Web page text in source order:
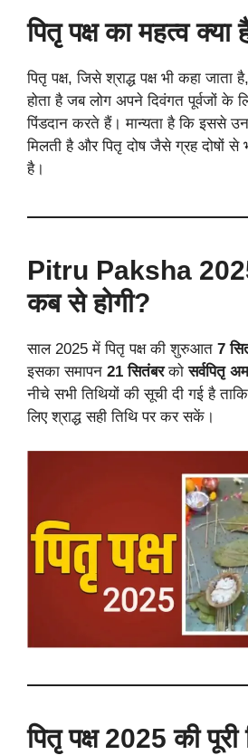
पितृ पक्ष का महत्व क्या
पितृ पक्ष, जिसे श्राद्ध पक्ष भी कहा जाता
होता है जब लोग अपने दिवंगत पूर्वजों के
पिंडदान करते हैं। मान्यता है कि इससे
मिलती है और पितृ दोष जैसे ग्रह दोषों से
है।
Pitru Paksha
कब से होगी?
साल 2025 में पितृ पक्ष की शुरुआत 7
इसका समापन 21 सितंबरकोसर्वपितृ
नीचे सभी तिथियों की सूची दी गई है
लिए श्राद्ध सही तिथि पर कर सकें।
पितृ पक्ष 2025 की पूरी